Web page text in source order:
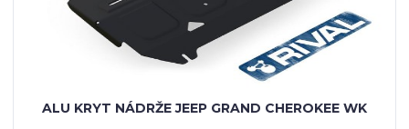
ALU KRYT NÁDRŽE JEEP GRAND CHEROKEE WK